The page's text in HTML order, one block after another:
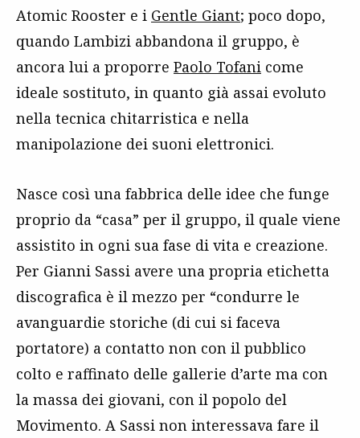
Atomic Rooster e i Gentle Giant; poco dopo,
quando Lambizi abbandona il gruppo, è
ancora lui a proporre Paolo Tofani come
ideale sostituto, in quanto già assai evoluto
nella tecnica chitarristica e nella
manipolazione dei suoni elettronici.
Nasce così una fabbrica delle idee che funge
proprio da “casa” per il gruppo, il quale viene
assistito in ogni sua fase di vita e creazione.
Per Gianni Sassi avere una propria etichetta
discografica è il mezzo per “condurre le
avanguardie storiche (di cui si faceva
portatore) a contatto non con il pubblico
colto e raffinato delle gallerie d’arte ma con
la massa dei giovani, con il popolo del
Movimento. A Sassi non interessava fare il